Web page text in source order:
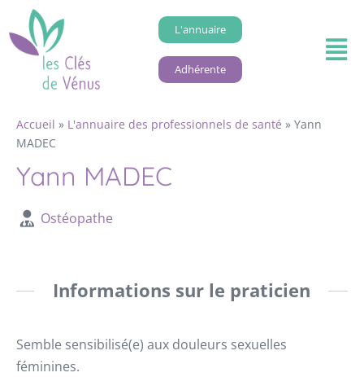
L'annuaire
Adhérente
Accueil » L'annuaire des professionnels de santé » Yann
MADEC
Yann MADEC
Ostéopathe
Informations sur le praticien
Semble sensibilisé(e) aux douleurs sexuelles
féminines.